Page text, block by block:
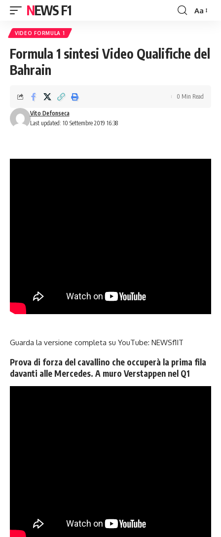
NEWS F1
Font
Aa
VIDEO FORMULA 1
Formula 1 sintesi Video Qualifiche del
Bahrain
Last updated: 10 Settembre 2019 16:38
Vito Defonseca
0 Min Read
Guarda la versione completa su YouTube: NEWSf1IT
Prova di forza del cavallino che occuperà la prima fila
davanti alle Mercedes. A muro Verstappen nel Q1